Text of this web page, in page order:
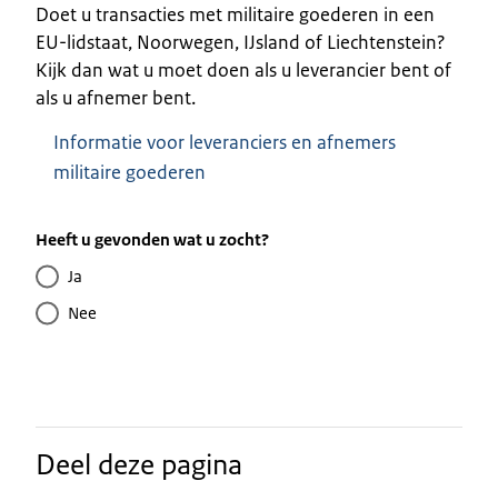
Doet u transacties met militaire goederen in een
EU-lidstaat, Noorwegen, IJsland of Liechtenstein?
Kijk dan wat u moet doen als u leverancier bent of
als u afnemer bent.
Informatie voor leveranciers en afnemers
militaire goederen
Heeft u gevonden wat u zocht?
Ja
Nee
Deel deze pagina